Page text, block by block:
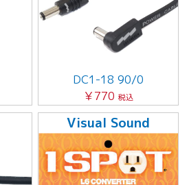
DC1-18 90/0
￥770 税込
Visual Sound